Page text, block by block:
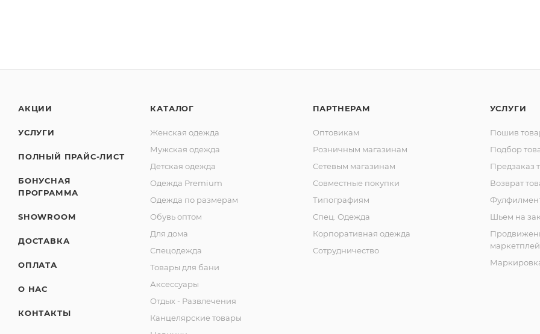
АКЦИИ
УСЛУГИ
ПОЛНЫЙ ПРАЙС-ЛИСТ
БОНУСНАЯ
ПРОГРАММА
SHOWROOM
ДОСТАВКА
ОПЛАТА
О НАС
КОНТАКТЫ
КАТАЛОГ
Женская одежда
Мужская одежда
Детская одежда
Одежда Premium
Одежда по размерам
Обувь оптом
Для дома
Спецодежда
Товары для бани
Аксессуары
Отдых - Развлечения
Канцелярские товары
ПАРТНЕРАМ
Оптовикам
Розничным магазинам
Сетевым магазинам
Совместные покупки
Типографиям
Спец. Одежда
Корпоративная одежда
Сотрудничество
УСЛУГИ
Пошив
Подбор
Предзаказ
Возврат
Шьем на